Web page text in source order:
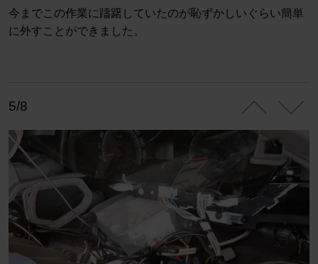
今までこの作業に躊躇していたのが恥ずかしいぐらい簡単
に外すことができました。
5/8